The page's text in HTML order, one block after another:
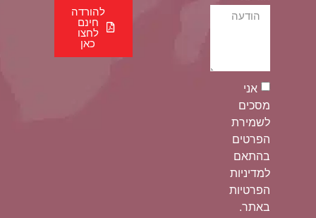
אני
מסכים
לשמירת
הפרטים
בהתאם
למדיניות
הפרטיות
באתר.
להורדה
חינם
לחצו
כאן